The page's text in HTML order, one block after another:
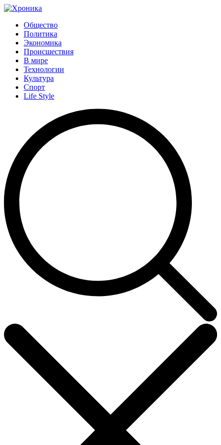
Общество
Политика
Экономика
Происшествия
В мире
Технологии
Культура
Спорт
Life Style